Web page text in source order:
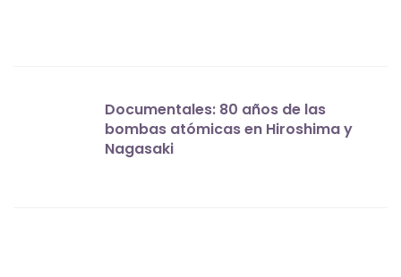
Documentales: 80 años de las
bombas atómicas en Hiroshima y
Nagasaki